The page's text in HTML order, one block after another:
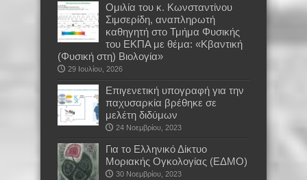
Oμιλία του κ. Κωνσταντίνου
Σιμσερίδη, αναπληρωτή
καθηγητή στο Τμήμα Φυσικής
του ΕΚΠΑ με θέμα: «Κβαντική
(Φυσική στη) Βιολογία»
29 Ιουλίου, 2026
Επιγενετική υπογραφή για την
παχυσαρκία βρέθηκε σε
μελέτη διδύμων
24 Νοεμβρίου, 2023
Για το Ελληνικό Δίκτυο
Μοριακής Ογκολογίας (ΕΔΜΟ)
30 Νοεμβρίου, 2023